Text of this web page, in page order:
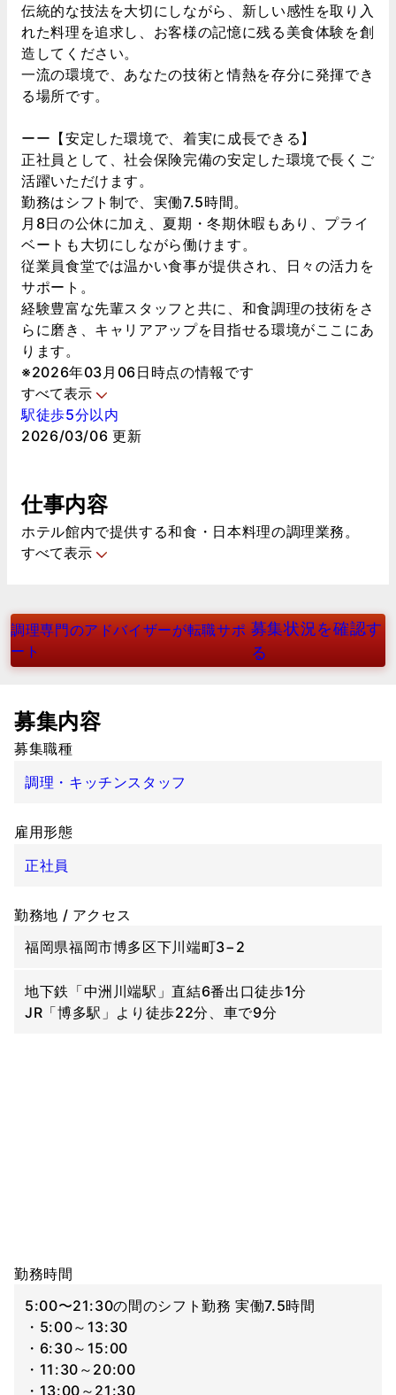
伝統的な技法を大切にしながら、新しい感性を取り入
れた料理を追求し、お客様の記憶に残る美食体験を創
造してください。
一流の環境で、あなたの技術と情熱を存分に発揮でき
る場所です。
ーー【安定した環境で、着実に成長できる】
正社員として、社会保険完備の安定した環境で長くご
活躍いただけます。
勤務はシフト制で、実働7.5時間。
月8日の公休に加え、夏期・冬期休暇もあり、プライ
ベートも大切にしながら働けます。
従業員食堂では温かい食事が提供され、日々の活力を
サポート。
経験豊富な先輩スタッフと共に、和食調理の技術をさ
らに磨き、キャリアアップを目指せる環境がここにあ
ります。
※2026年03月06日時点の情報です
すべて表示
駅徒歩5分以内
2026/03/06 更新
仕事内容
ホテル館内で提供する和食・日本料理の調理業務。
すべて表示
調理専門のアドバイザーが転職サポ
ート
募集状況を確認す
る
募集内容
募集職種
調理・キッチンスタッフ
雇用形態
正社員
勤務地 / アクセス
福岡県福岡市博多区下川端町3−2
地下鉄「中洲川端駅」直結6番出口徒歩1分
JR「博多駅」より徒歩22分、車で9分
勤務時間
5:00〜21:30の間のシフト勤務 実働7.5時間
・5:00～13:30
・6:30～15:00
・11:30～20:00
・13:00～21:30